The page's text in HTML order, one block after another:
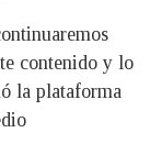
contenido y lo
la plataforma